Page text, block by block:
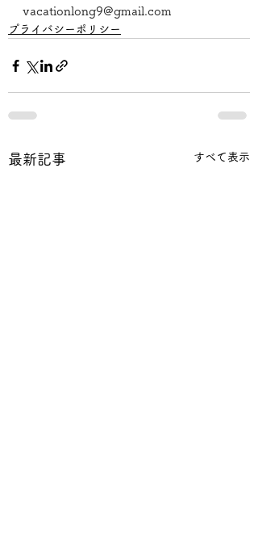
vacationlong9@gmail.com
プライバシーポリシー
最新記事 すべて表示